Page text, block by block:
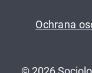
Ochrana